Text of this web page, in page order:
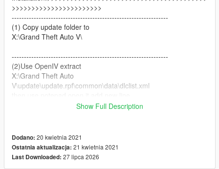
>>>>>>>>>>>>>>>>>>>>>>>
----------------------------------------------------------------
(1) Copy update folder to
X:\Grand Theft Auto V\
----------------------------------------------------------------
(2)Use OpenIV extract
X:\Grand Theft Auto
V\update\update.rpf\common\data\dlclist.xml
Save it and use OpenIV replace it.
----------------------------------------------------------------
(3) You can use Simple Trainer Spawn it by name.
Show Full Description
Dodano: 20 kwietnia 2021
Ostatnia aktualizacja: 21 kwietnia 2021
Last Downloaded: 27 lipca 2026